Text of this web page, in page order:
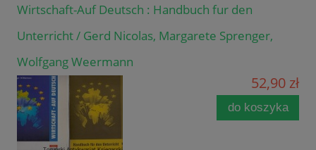
Wirtschaft-Auf Deutsch : Handbuch fur den
Unterricht / Gerd Nicolas, Margarete Sprenger,
Wolfgang Weermann
52,90 zł
do koszyka